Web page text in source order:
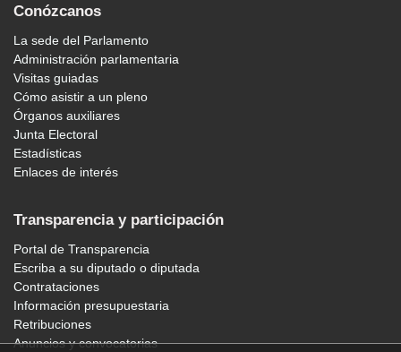
Conózcanos
La sede del Parlamento
Administración parlamentaria
Visitas guiadas
Cómo asistir a un pleno
Órganos auxiliares
Junta Electoral
Estadísticas
Enlaces de interés
Transparencia y participación
Portal de Transparencia
Escriba a su diputado o diputada
Contrataciones
Información presupuestaria
Retribuciones
Anuncios y convocatorias